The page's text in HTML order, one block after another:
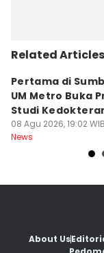
Related Articles
Pertama di
UM Metro Buka
Studi
Hewan
08 Agu 2026, 19:02 WIB
News
About Us